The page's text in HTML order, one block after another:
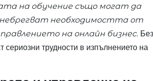
на обучение също могат да
необходимостта от
на онлайн бизнес. Без
трудности в изпълнението на